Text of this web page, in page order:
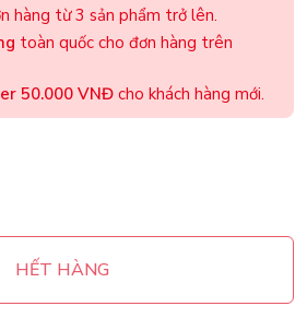
hàng từ 3 sản phẩm trở lên.
toàn quốc cho đơn hàng trên
50.000 VNĐ cho khách hàng mới.
HẾT HÀNG